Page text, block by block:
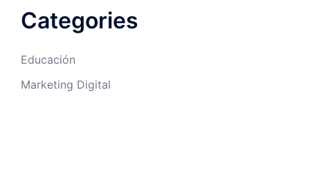
Categories
Educación
Marketing Digital